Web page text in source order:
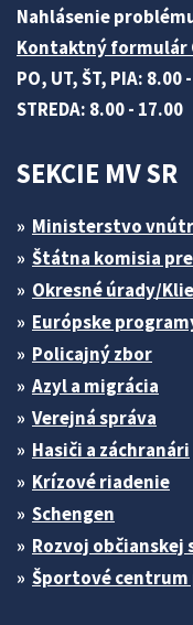
Nahlásenie
Kontaktný formulár
PO, UT, ŠT, PIA: 8.00
STREDA: 8.00 - 17.00
SEKCIE MV SR
Ministerstvo
Štátna komisia
Okresné úrady/
Európske
Policajný zbor
Azyl a migrácia
Verejná správa
Hasiči a záchranári
Krízové riadenie
Schengen
Rozvoj
Športové